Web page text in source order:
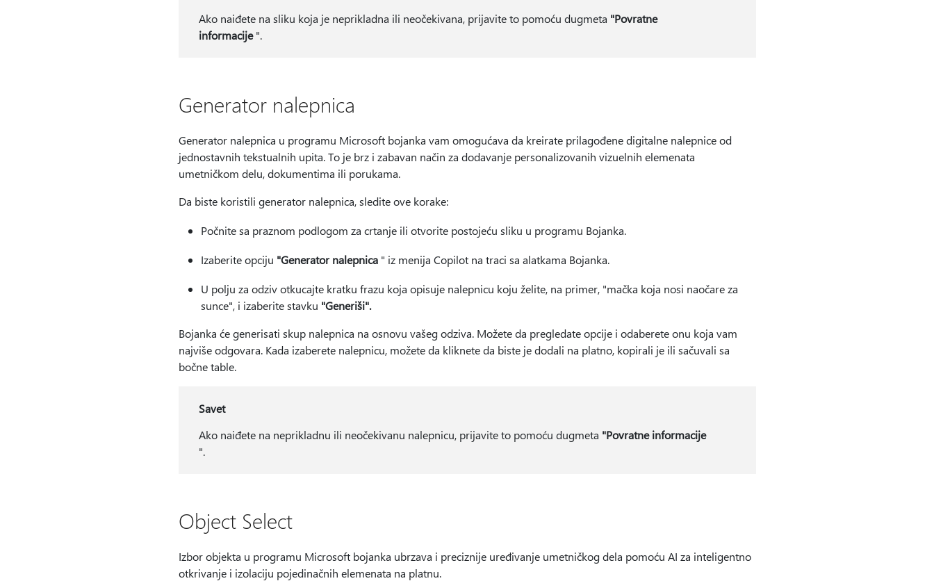
Ako naiđete na sliku koja je neprikladna ili neočekivana, prijavite to pomoću dugmeta "Povratne
informacije".
Generator nalepnica
Generator nalepnica u programu Microsoft bojanka vam omogućava da kreirate prilagođene digitalne nalepnice od
jednostavnih tekstualnih upita. To je brz i zabavan način za dodavanje personalizovanih vizuelnih elemenata
umetničkom delu, dokumentima ili porukama.
Da biste koristili generator nalepnica, sledite ove korake:
Počnite sa praznom podlogom za crtanje ili otvorite postojeću sliku u programu Bojanka.
Izaberite opciju "Generator nalepnica" iz menija Copilot na traci sa alatkama Bojanka.
U polju za odziv otkucajte kratku frazu koja opisuje nalepnicu koju želite, na primer, "mačka koja nosi naočare za
sunce", i izaberite stavku "Generiši".
Bojanka će generisati skup nalepnica na osnovu vašeg odziva. Možete da pregledate opcije i odaberete onu koja vam
najviše odgovara. Kada izaberete nalepnicu, možete da kliknete da biste je dodali na platno, kopirali je ili sačuvali sa
bočne table.
Savet
Ako naiđete na neprikladnu ili neočekivanu nalepnicu, prijavite to pomoću dugmeta "Povratne informacije
".
Object Select
Izbor objekta u programu Microsoft bojanka ubrzava i preciznije uređivanje umetničkog dela pomoću AI za inteligentno
otkrivanje i izolaciju pojedinačnih elemenata na platnu.